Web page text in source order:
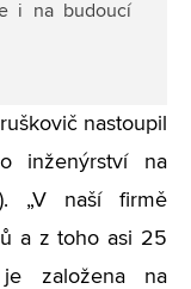
i na budoucí
nastoupil
inženýrství na
„V naší firmě
a z toho asi 25
založena na